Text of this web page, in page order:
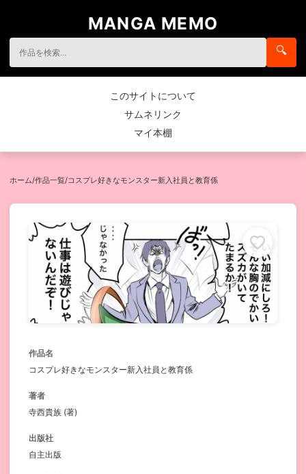
MANGA MEMO
🔍
このサイトについて
サムネリンク
マイ本棚
ホーム/作品一覧/コスプレ好きなモンスター新入社員と教育係
作品名
コスプレ好きなモンスター新入社員と教育係
著者
寺西貴族 (著)
出版社
自主出版